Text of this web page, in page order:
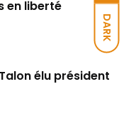
DARK
en liberté
élu président